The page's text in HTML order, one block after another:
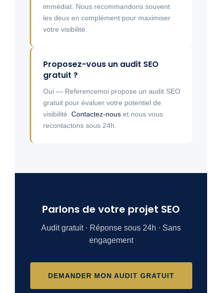
immédiat. Nous recommandons souvent
les deux en complément pour maximiser
votre visibilité.
Proposez-vous un audit SEO
gratuit ?
Oui — Referencemoi propose un audit SEO
gratuit pour évaluer votre potentiel de
visibilité. Contactez-nous et nous vous
recontactons sous 24h.
Parlons de votre projet SEO
Audit gratuit · Réponse sous 24h · Sans
engagement
DEMANDER MON AUDIT GRATUIT